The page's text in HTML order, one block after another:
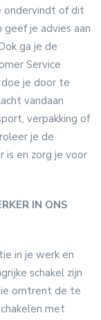
ondervindt of dit
je advies aan
ga je de
Service
je door te
vandaan
verpakking of
je de
is en zorg je voor
IN ONS
in je werk en
schakel zijn
omtrent de te
met